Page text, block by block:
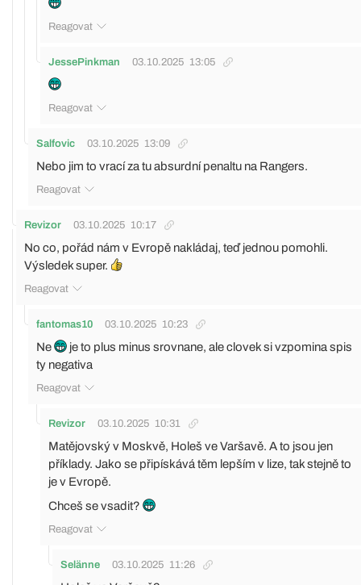
Reagovat
JessePinkman 03.10.2025 13:05
Reagovat
Salfovic 03.10.2025 13:09
Nebo jim to vrací za tu absurdní penaltu na Rangers.
Reagovat
Revizor 03.10.2025 10:17
No co, pořád nám v Evropě nakládaj, teď jednou pomohli.
Výsledek super.
Reagovat
fantomas10 03.10.2025 10:23
Ne
je to plus minus srovnane, ale clovek si vzpomina spis
ty negativa
Reagovat
Revizor 03.10.2025 10:31
Matějovský v Moskvě, Holeš ve Varšavě. A to jsou jen
příklady. Jako se připískává těm lepším v lize, tak stejně to
je v Evropě.
Chceš se vsadit?
Reagovat
Selänne 03.10.2025 11:26